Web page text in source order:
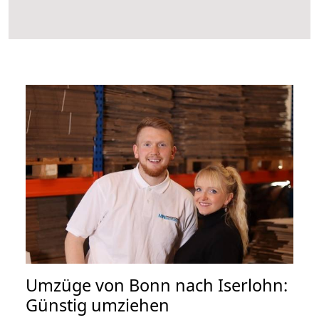
Umzüge von Bonn nach Iserlohn:
Günstig umziehen